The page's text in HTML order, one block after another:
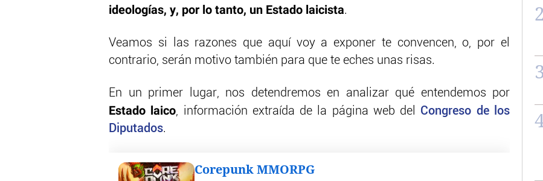
ideologías, y, por lo tanto, un Estado laicista.
Veamos si las razones que aquí voy a exponer te convencen, o, por el
contrario, serán motivo también para que te eches unas risas.
En un primer lugar, nos detendremos en analizar qué entendemos por
Estado laico, información extraída de la página web del Congreso de los
Diputados.
Corepunk MMORPG